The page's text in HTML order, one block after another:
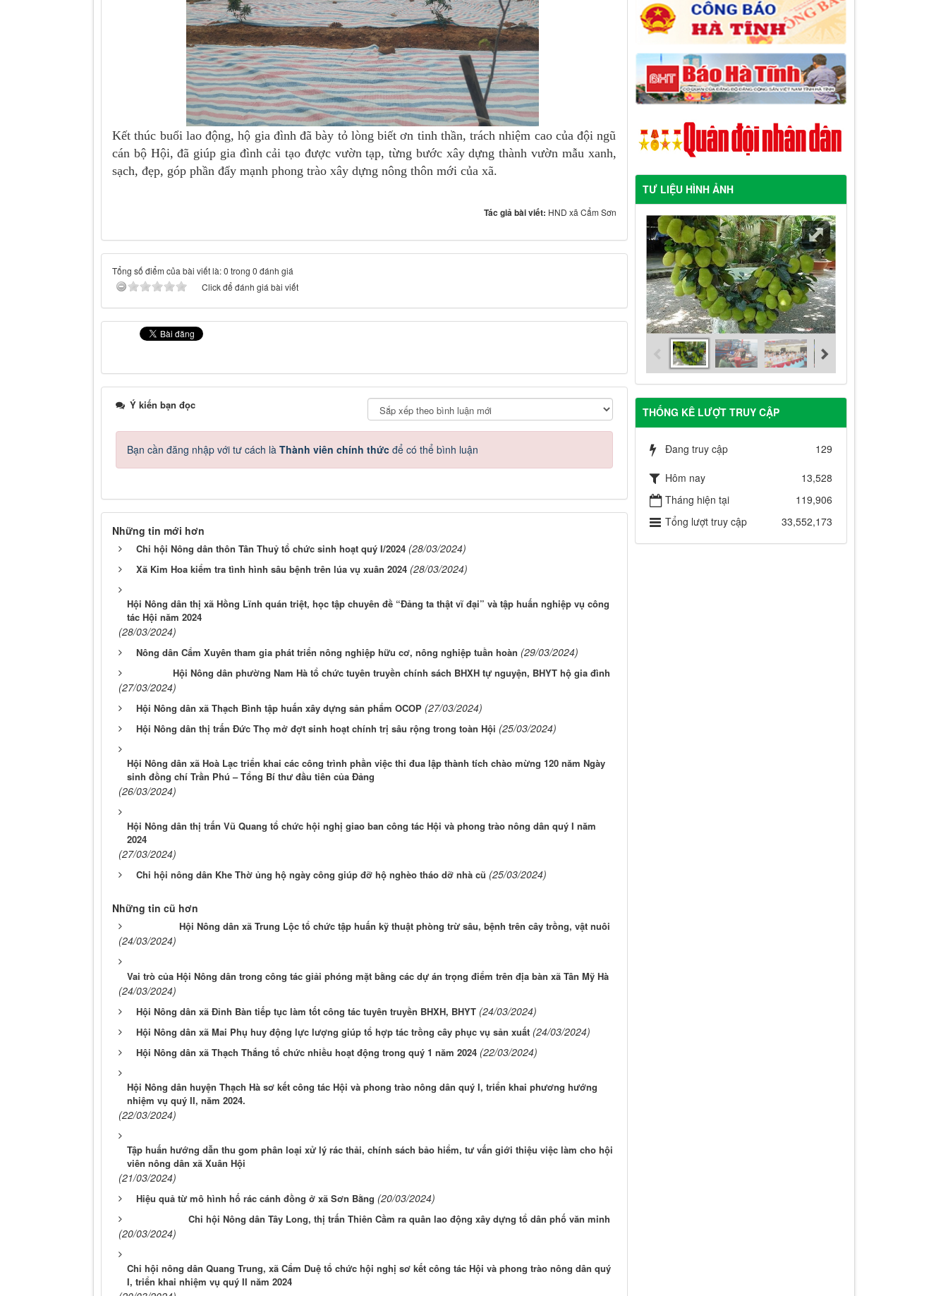
Kết thúc buổi lao động, hộ gia đình đã bày tỏ lòng biết ơn tinh thần, trách nhiệm cao của đội ngũ
cán bộ Hội, đã giúp gia đình cải tạo được vườn tạp, từng bước xây dựng thành vườn mẫu xanh,
sạch, đẹp, góp phần đẩy mạnh phong trào xây dựng nông thôn mới của xã.
Tác giả bài viết: HND xã Cẩm Sơn
Tổng số điểm của bài viết là: 0 trong 0 đánh giá
Click để đánh giá bài viết
Ý kiến bạn đọc
Bạn cần đăng nhập với tư cách là Thành viên chính thức để có thể bình luận
Những tin mới hơn
Chi hội Nông dân thôn Tân Thuỷ tổ chức sinh hoạt quý I/2024 (28/03/2024)
Xã Kim Hoa kiểm tra tình hình sâu bệnh trên lúa vụ xuân 2024 (28/03/2024)
Hội Nông dân thị xã Hồng Lĩnh quán triệt, học tập chuyên đề “Đảng ta thật vĩ đại” và tập huấn nghiệp vụ công
tác Hội năm 2024
(28/03/2024)
Nông dân Cẩm Xuyên tham gia phát triển nông nghiệp hữu cơ, nông nghiệp tuần hoàn (29/03/2024)
Hội Nông dân phường Nam Hà tổ chức tuyên truyền chính sách BHXH tự nguyện, BHYT hộ gia đình
(27/03/2024)
Hội Nông dân xã Thạch Bình tập huấn xây dựng sản phẩm OCOP (27/03/2024)
Hội Nông dân thị trấn Đức Thọ mở đợt sinh hoạt chính trị sâu rộng trong toàn Hội (25/03/2024)
Hội Nông dân xã Hoà Lạc triển khai các công trình phần việc thi đua lập thành tích chào mừng 120 năm Ngày
sinh đồng chí Trần Phú – Tổng Bí thư đầu tiên của Đảng
(26/03/2024)
Hội Nông dân thị trấn Vũ Quang tổ chức hội nghị giao ban công tác Hội và phong trào nông dân quý I năm
2024
(27/03/2024)
Chi hội nông dân Khe Thờ ủng hộ ngày công giúp đỡ hộ nghèo tháo dỡ nhà cũ (25/03/2024)
Những tin cũ hơn
Hội Nông dân xã Trung Lộc tổ chức tập huấn kỹ thuật phòng trừ sâu, bệnh trên cây trồng, vật nuôi
(24/03/2024)
Vai trò của Hội Nông dân trong công tác giải phóng mặt bằng các dự án trọng điểm trên địa bàn xã Tân Mỹ Hà
(24/03/2024)
Hội Nông dân xã Đỉnh Bàn tiếp tục làm tốt công tác tuyên truyền BHXH, BHYT (24/03/2024)
Hội Nông dân xã Mai Phụ huy động lực lượng giúp tổ hợp tác trồng cây phục vụ sản xuất (24/03/2024)
Hội Nông dân xã Thạch Thắng tổ chức nhiều hoạt động trong quý 1 năm 2024 (22/03/2024)
Hội Nông dân huyện Thạch Hà sơ kết công tác Hội và phong trào nông dân quý I, triển khai phương hướng
nhiệm vụ quý II, năm 2024.
(22/03/2024)
Tập huấn hướng dẫn thu gom phân loại xử lý rác thải, chính sách bảo hiểm, tư vấn giới thiệu việc làm cho hội
viên nông dân xã Xuân Hội
(21/03/2024)
Hiệu quả từ mô hình hố rác cánh đồng ở xã Sơn Bằng (20/03/2024)
Chi hội Nông dân Tây Long, thị trấn Thiên Cầm ra quân lao động xây dựng tổ dân phố văn minh
(20/03/2024)
Chi hội nông dân Quang Trung, xã Cẩm Duệ tổ chức hội nghị sơ kết công tác Hội và phong trào nông dân quý
I, triển khai nhiệm vụ quý II năm 2024
TƯ LIỆU HÌNH ẢNH
THỐNG KÊ LƯỢT TRUY CẬP
Đang truy cập 129
Hôm nay
13,528
Tháng hiện tại
119,906
Tổng lượt truy cập
33,552,173